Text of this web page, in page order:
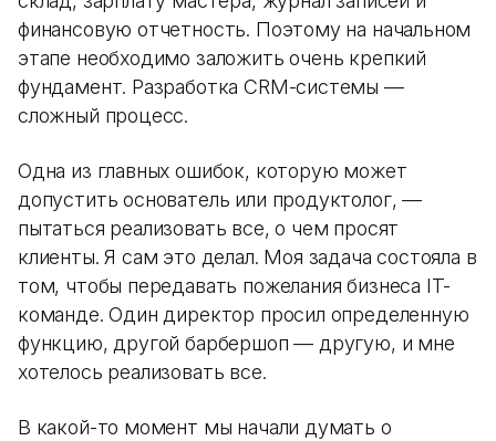
финансовую отчетность. Поэтому на начальном
этапе необходимо заложить очень крепкий
фундамент. Разработка CRM-системы —
сложный процесс.
Одна из главных ошибок, которую может
допустить основатель или продуктолог, —
пытаться реализовать все, о чем просят
клиенты. Я сам это делал. Моя задача состояла в
том, чтобы передавать пожелания бизнеса IT-
команде. Один директор просил определенную
функцию, другой барбершоп — другую, и мне
хотелось реализовать все.
В какой-то момент мы начали думать о